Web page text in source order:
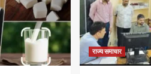
राज्य समाचार